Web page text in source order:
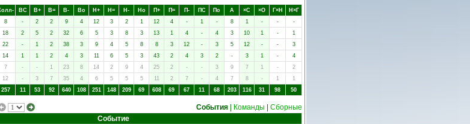
ВC В+ В= В- Вo Н+ Н= Н- Нo П+ П= П- ПC Пo А ×C ×O Г×Н
Н×Г
8 - 2 2 9 4 12 3 2 1 12 4 - 1 - 8 1 - -
-
18 2 5 2 32 6 5 3 8 3 13 1 4 - 4 3 10 1 -
1
22 - 1 2 38 3 9 4 5 8 8 3 12 - 3 5 12 - -
3
14 1 1 2 4 3 11 6 5 3 43 2 4 3 2 - 3 1 -
4
7 - - 1 23 8 14 2 9 4 25 2 - - 3 9 7 1 -
2
12 - 3 7 35 4 6 5 5 5 11 2 7 - 4 7 8 - 1
1
257 11 53 92 640 108 251 148 209 69 608 69 67 11 68 203 116 31 98 50
События Команды Сборные
Событие